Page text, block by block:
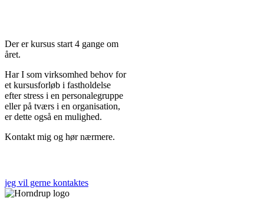
Der er kursus start 4 gange om
året.
Har I som virksomhed behov for
et kursusforløb i fastholdelse
efter stress i en personalegruppe
eller på tværs i en organisation,
er dette også en mulighed.
Kontakt mig og hør nærmere.
jeg vil gerne kontaktes